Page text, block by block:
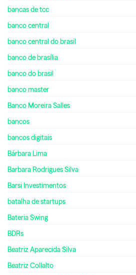
bancas de tcc
banco central
banco central do brasil
banco de brasília
banco do brasil
banco master
Banco Moreira Salles
bancos
bancos digitais
Bárbara Lima
Barbara Rodrigues Silva
Barsi Investimentos
batalha de startups
Bateria Swing
BDRs
Beatriz Aparecida Silva
Beatriz Collalto